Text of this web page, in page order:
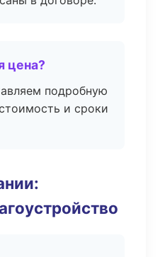
цена?
подробную
и сроки